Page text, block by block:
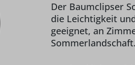
Der Baumclipser
die Leichtigkeit
geeignet, an
Sommerlandschaft.